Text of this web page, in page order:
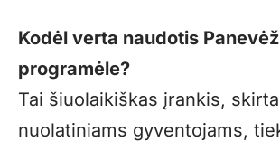
Kodėl verta naudotis
programėle?
Tai šiuolaikiškas įrankis,
nuolatiniams gyventojams,